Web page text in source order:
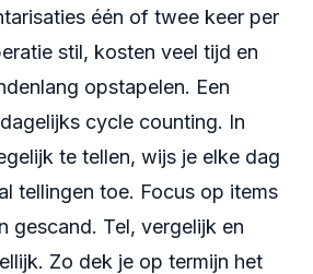
één of twee keer per
stil, kosten veel tijd en
opstapelen. Een
cycle counting. In
te tellen, wijs je elke dag
tellingen toe. Focus op items
gescand. Tel, vergelijk en
Zo dek je op termijn het